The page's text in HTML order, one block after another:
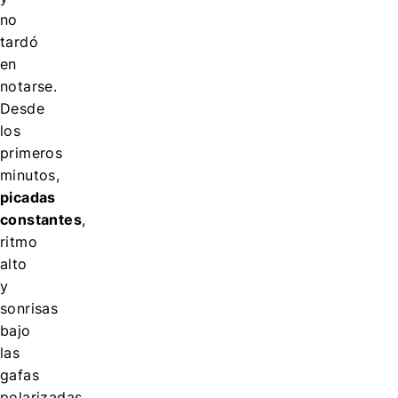
no
tardó
en
notarse.
Desde
los
primeros
minutos,
picadas
constantes,
ritmo
alto
y
sonrisas
bajo
las
gafas